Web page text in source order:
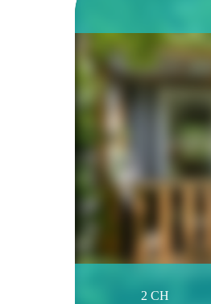
2 CH